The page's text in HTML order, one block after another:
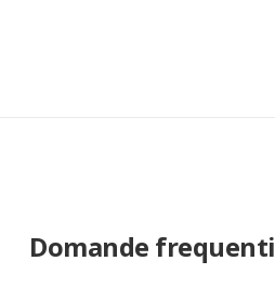
Domande frequenti